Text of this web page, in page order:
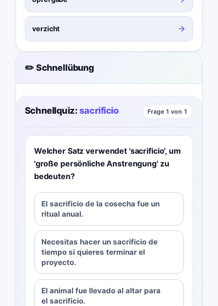
verzicht
✏️ Schnellübung
Schnellquiz:sacrificio Frage 1 von 1
Welcher Satz verwendet 'sacrificio', um
'große persönliche Anstrengung' zu
bedeuten?
El sacrificio de la cosecha fue un
ritual anual.
Necesitas hacer un sacrificio de
tiempo si quieres terminar el
proyecto.
El animal fue llevado al altar para
el sacrificio.